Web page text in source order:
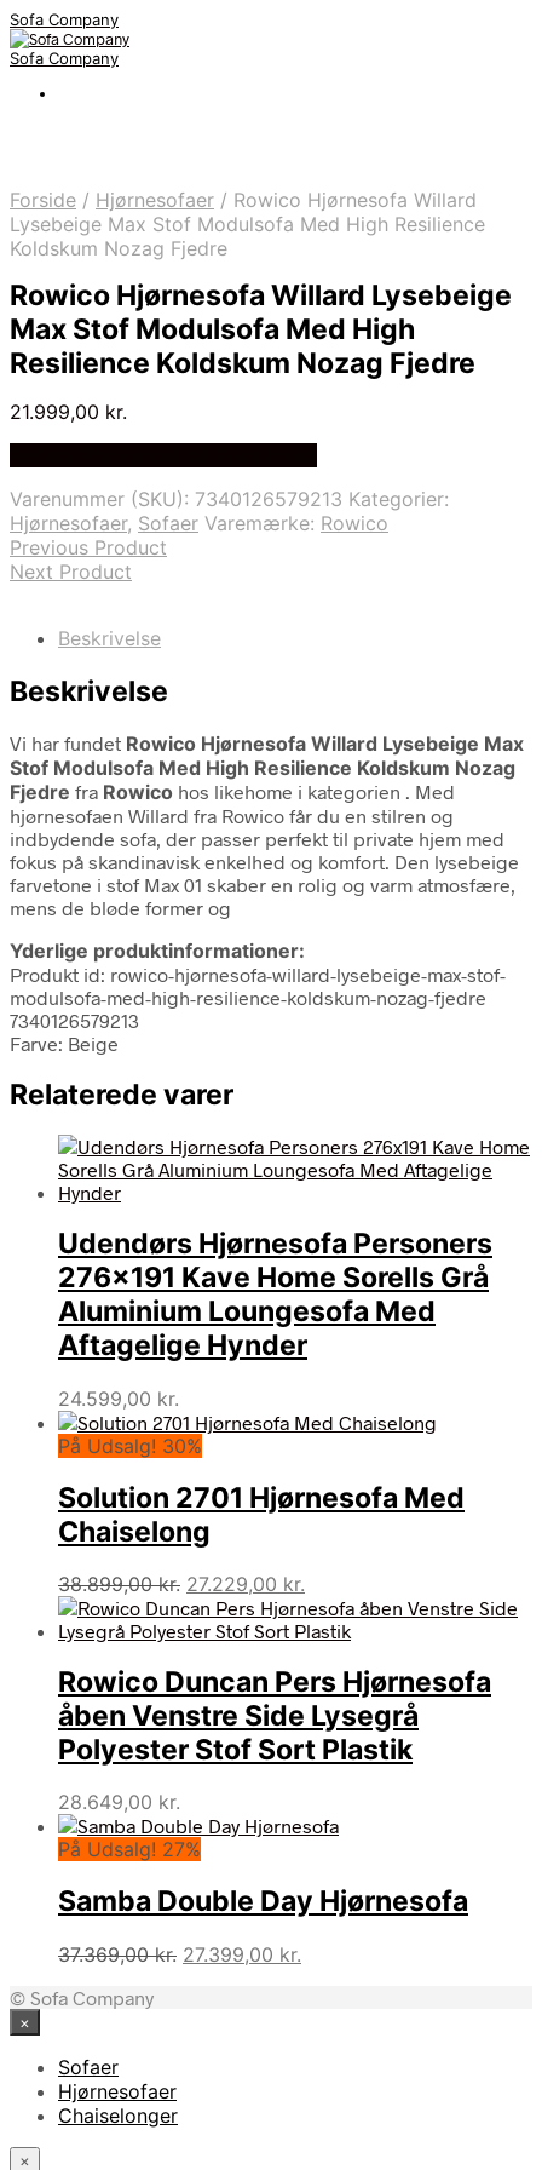
Sofa Company
Sofa Company
Forside / Hjørnesofaer / Rowico Hjørnesofa Willard
Lysebeige Max Stof Modulsofa Med High Resilience
Koldskum Nozag Fjedre
Rowico Hjørnesofa Willard Lysebeige
Max Stof Modulsofa Med High
Resilience Koldskum Nozag Fjedre
21.999,00 kr.
Varenummer (SKU): 7340126579213 Kategorier:
Hjørnesofaer, Sofaer Varemærke: Rowico
Previous Product
Next Product
Beskrivelse
Beskrivelse
Vi har fundet Rowico Hjørnesofa Willard Lysebeige Max
Stof Modulsofa Med High Resilience Koldskum Nozag
Fjedre fra Rowico hos likehome i kategorien . Med
hjørnesofaen Willard fra Rowico får du en stilren og
indbydende sofa, der passer perfekt til private hjem med
fokus på skandinavisk enkelhed og komfort. Den lysebeige
farvetone i stof Max 01 skaber en rolig og varm atmosfære,
mens de bløde former og
Yderlige produktinformationer:
Produkt id: rowico-hjørnesofa-willard-lysebeige-max-stof-
modulsofa-med-high-resilience-koldskum-nozag-fjedre
7340126579213
Farve: Beige
Relaterede varer
Udendørs Hjørnesofa Personers
276×191 Kave Home Sorells Grå
Aluminium Loungesofa Med
Aftagelige Hynder
24.599,00 kr.
På Udsalg! 30%
Solution 2701 Hjørnesofa Med
Chaiselong
38.899,00kr. Den
oprindelige
pris
38.899,00 kr..
27.229,00 kr.
aktuelle
pris
27.229,00 kr..
Rowico Duncan Pers Hjørnesofa
åben Venstre Side Lysegrå
Polyester Stof Sort Plastik
28.649,00 kr.
På Udsalg! 27%
Samba Double Day Hjørnesofa
37.369,00kr. Den
27.399,00 kr.
© Sofa Company
×
Sofaer
Hjørnesofaer
Chaiselonger
×